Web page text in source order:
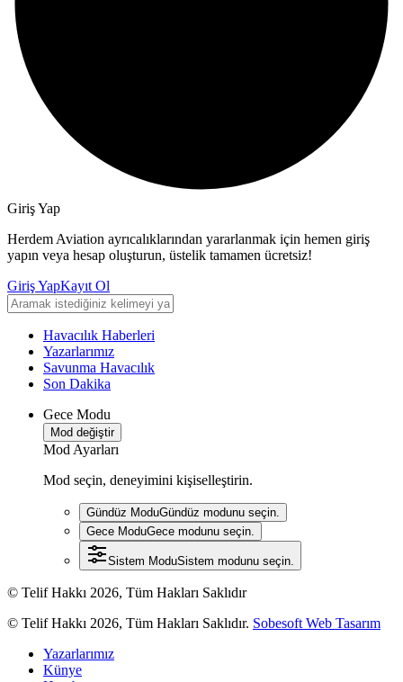
Giriş Yap
Herdem Aviation ayrıcalıklarından yararlanmak için hemen giriş
yapın veya hesap oluşturun, üstelik tamamen ücretsiz!
Giriş YapKayıt Ol
Havacılık Haberleri
Yazarlarımız
Savunma Havacılık
Son Dakika
Gece Modu
Mod değiştir
Mod Ayarları
Mod seçin, deneyimini kişiselleştirin.
Gündüz ModuGündüz modunu seçin.
Gece ModuGece modunu seçin.
Sistem ModuSistem modunu seçin.
© Telif Hakkı 2026, Tüm Hakları Saklıdır
© Telif Hakkı 2026, Tüm Hakları Saklıdır. Sobesoft Web Tasarım
Yazarlarımız
Künye